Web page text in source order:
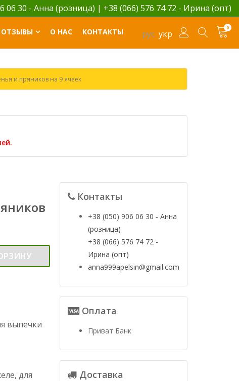
06 30 - Анна (розница) | +38 (066) 576 74 72 - Ирина (опт)
рус укр
0
ОТЗЫВЫ О НАС КОНТАКТЫ
и пряников на 9 ячеек
выпечки
для
Контакты
+38 (050) 906 06 30 - Анна
(розница)
+38 (066) 576 74 72 -
Ирина (опт)
anna999apelsin@gmail.com
Оплата
Приват Банк
Доставка